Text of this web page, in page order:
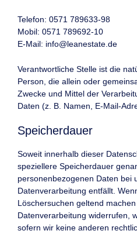
Telefon: 0571 789633-98
Mobil: 0571 789692-10
E-Mail: info@leanestate.de
Verantwortliche Stelle ist die
Person, die allein oder
Zwecke und Mittel der
Daten (z. B. Namen, E-Mail-
Speicherdauer
Soweit innerhalb dieser
speziellere Speicherdauer
personenbezogenen Daten bei
Datenverarbeitung entfällt.
Löschersuchen geltend
Datenverarbeitung widerrufen,
sofern wir keine anderen